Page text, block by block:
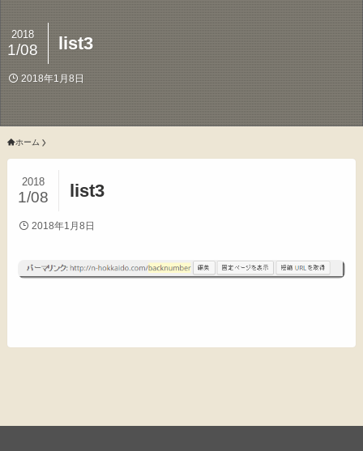
list3
2018
1/08
2018年1月8日
ホーム
list3
2018
1/08
2018年1月8日